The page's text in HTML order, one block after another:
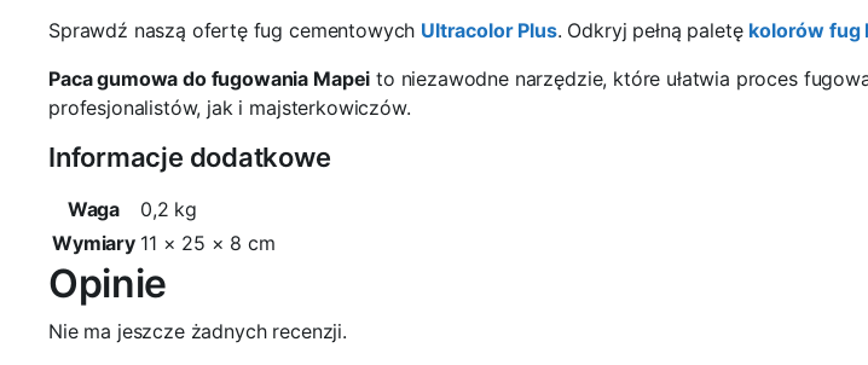
Sprawdź naszą ofertę fug cementowych Ultracolor Plus. Odkryj pełną paletę kolorów fug
Paca gumowa do fugowania Mapei to niezawodne narzędzie, które ułatwia proces
profesjonalistów, jak i majsterkowiczów.
Informacje dodatkowe
Waga
0,2 kg
Wymiary 11 × 25 × 8 cm
Opinie
Nie ma jeszcze żadnych recenzji.